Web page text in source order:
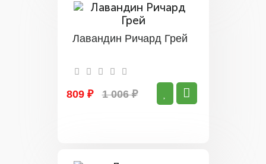
Лавандин Ричард Грей
809 ₽ 1 006 ₽